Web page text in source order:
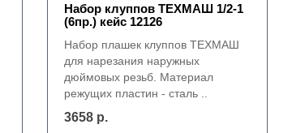
Набор клуппов ТЕХМАШ 1/2-1
(6пр.) кейс 12126
Набор плашек клуппов ТЕХМАШ
для нарезания наружных
дюймовых резьб. Материал
режущих пластин - сталь ..
3658 р.